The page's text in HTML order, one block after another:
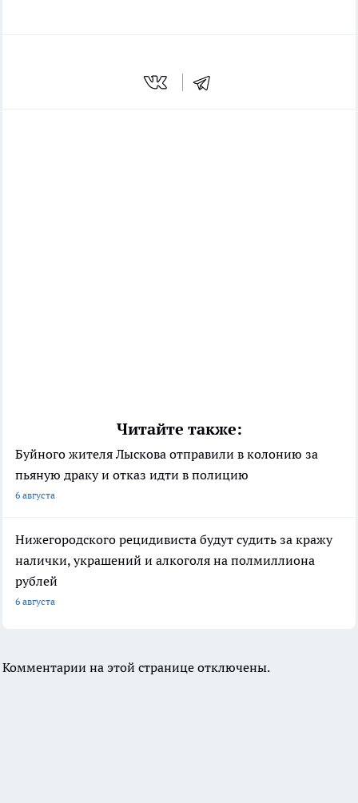
Читайте также:
Буйного жителя Лыскова отправили в колонию за
пьяную драку и отказ идти в полицию
6 августа
Нижегородского рецидивиста будут судить за кражу
налички, украшений и алкоголя на полмиллиона
рублей
6 августа
Комментарии на этой странице отключены.